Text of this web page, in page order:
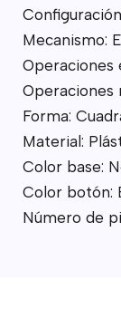
Mecanismo:
Operaciones
Operaciones
Forma:
Material:
Color base:
Color botón:
Número de